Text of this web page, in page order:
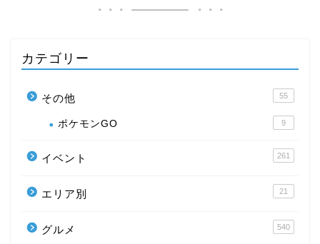
カテゴリー
その他 55
ポケモンGO 9
イベント 261
エリア別 21
グルメ 540